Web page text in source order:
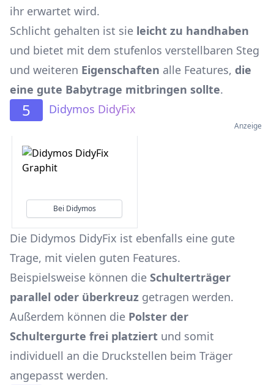
ihr erwartet wird.
Schlicht gehalten ist sie leicht zu handhaben
und bietet mit dem stufenlos verstellbaren Steg
und weiteren Eigenschaften alle Features, die
eine gute Babytrage mitbringen sollte.
5 Didymos DidyFix
Anzeige
Bei Didymos
Die Didymos DidyFix ist ebenfalls eine gute
Trage, mit vielen guten Features.
Beispielsweise können die Schulterträger
parallel oder überkreuz getragen werden.
Außerdem können die Polster der
Schultergurte frei platziert und somit
individuell an die Druckstellen beim Träger
angepasst werden.